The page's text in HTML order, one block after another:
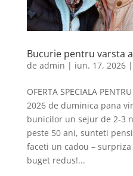
Bucurie pentru varsta
de admin | iun. 17, 2026|
OFERTA SPECIALA
2026 de duminica pana
bunicilor un sejur de 2-3
peste 50 ani, sunteti
faceti un cadou –
buget redus!...